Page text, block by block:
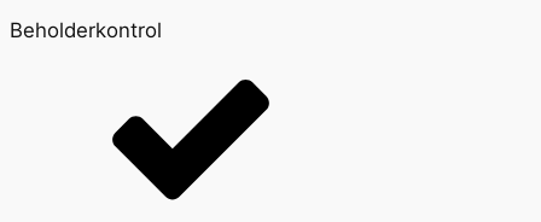
Beholderkontrol